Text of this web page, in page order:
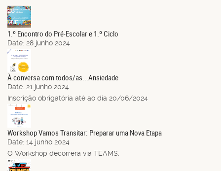
28
Jun.
1.º Encontro do Pré-Escolar e 1.º Ciclo
Date: 28 junho 2024
21
Jun.
À conversa com todos/as...Ansiedade
Date: 21 junho 2024
Inscrição obrigatória até ao dia 20/06/2024
Jun.
Workshop Vamos Transitar: Preparar uma Nova Etapa
Date: 14 junho 2024
O Workshop decorrerá via TEAMS.
03